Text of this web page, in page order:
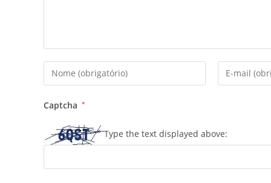
Digite
seu
nome
de
Digite
seu
mail
Captcha *
Type the text displayed above: